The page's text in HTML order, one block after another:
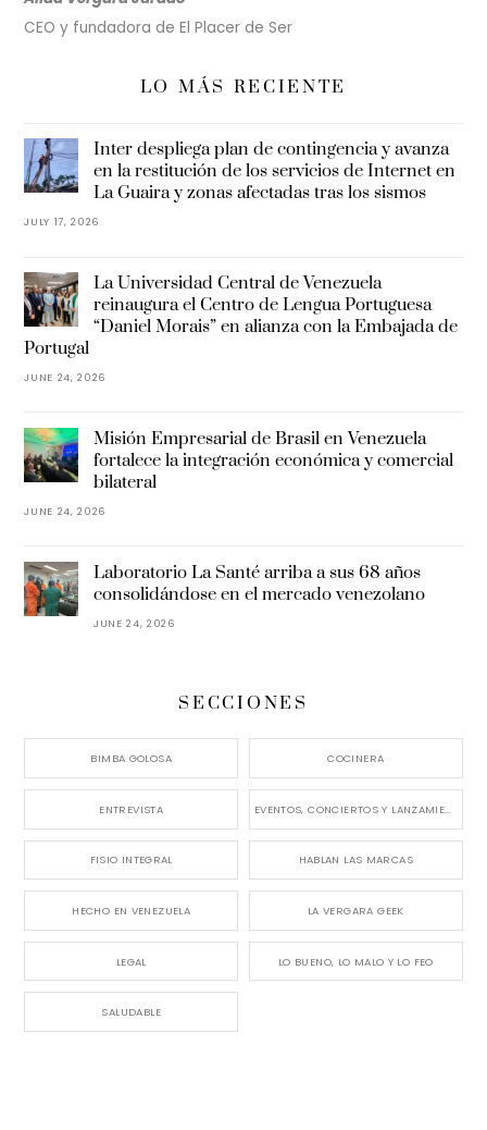
CEO y fundadora de El Placer de Ser
LO MÁS RECIENTE
Inter despliega plan de contingencia y avanza
en la restitución de los servicios de Internet en
La Guaira y zonas afectadas tras los sismos
JULY 17, 2026
La Universidad Central de Venezuela
reinaugura el Centro de Lengua Portuguesa
“Daniel Morais” en alianza con la Embajada de
Portugal
JUNE 24, 2026
Misión Empresarial de Brasil en Venezuela
fortalece la integración económica y comercial
bilateral
JUNE 24, 2026
Laboratorio La Santé arriba a sus 68 años
consolidándose en el mercado venezolano
JUNE 24, 2026
SECCIONES
BIMBA GOLOSA COCINERA
ENTREVISTA EVENTOS, CONCIERTOS Y LANZAMIENTOS
FISIO INTEGRAL HABLAN LAS MARCAS
HECHO EN VENEZUELA LA VERGARA GEEK
LEGAL LO BUENO, LO MALO Y LO FEO
SALUDABLE